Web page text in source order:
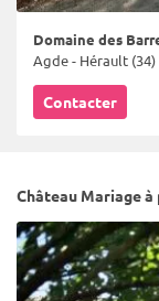
Domaine des
Agde - Hérault (34)
Contacter
Château Mariage